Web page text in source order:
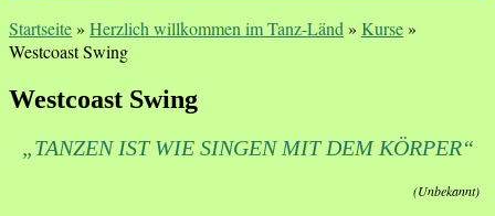
Startseite» Herzlich willkommen im Tanz-Länd » Kurse»
Westcoast Swing
Westcoast Swing
„TANZEN IST WIE SINGEN MIT DEM KÖRPER“
(Unbekannt)